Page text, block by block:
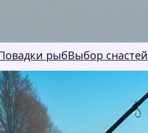
рыбВыбор снастей